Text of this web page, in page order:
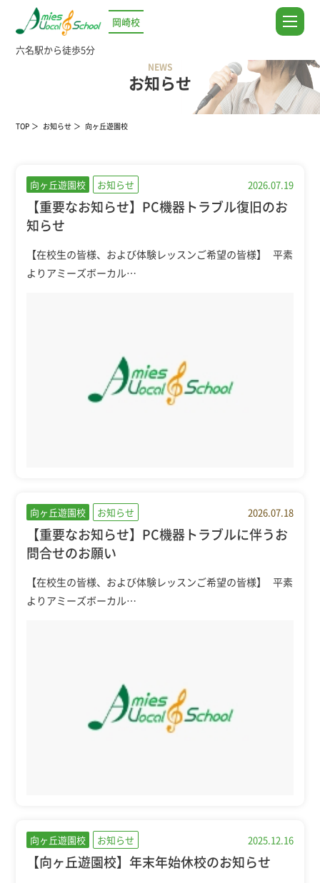
岡崎校
六名駅から徒歩5分
NEWS
お知らせ
TOP お知らせ 向ヶ丘遊園校
向ヶ丘遊園校 お知らせ 2026.07.19
【重要なお知らせ】PC機器トラブル復旧のお
知らせ
【在校生の皆様、および体験レッスンご希望の皆様】 平素
よりアミーズボーカル…
向ヶ丘遊園校 お知らせ 2026.07.18
【重要なお知らせ】PC機器トラブルに伴うお
問合せのお願い
【在校生の皆様、および体験レッスンご希望の皆様】 平素
よりアミーズボーカル…
向ヶ丘遊園校 お知らせ 2025.12.16
【向ヶ丘遊園校】年末年始休校のお知らせ